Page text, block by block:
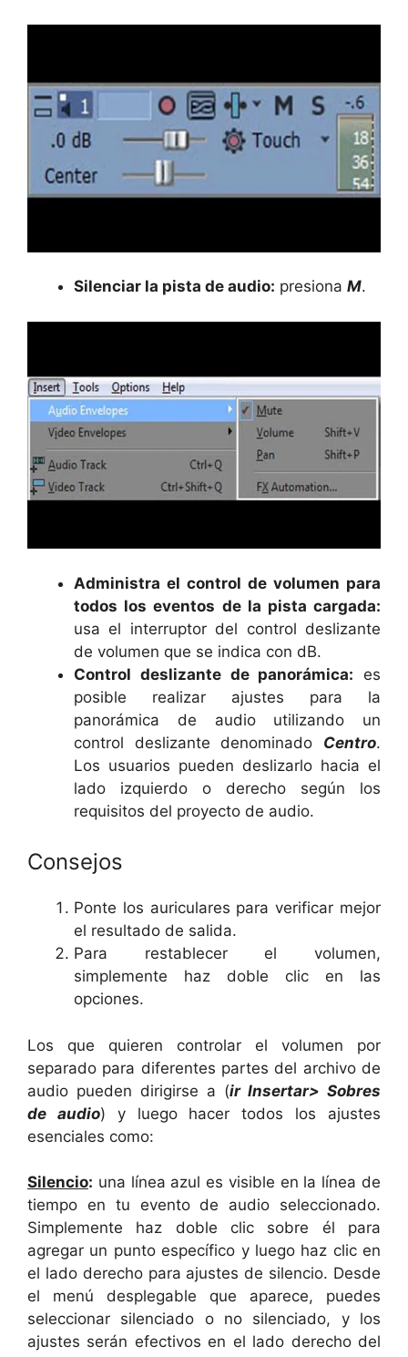
Silenciar la pista de audio: presiona M.
Administra el control de volumen para
todos los eventos de la pista cargada:
usa el interruptor del control deslizante
de volumen que se indica con dB.
Control deslizante de panorámica: es
posible realizar ajustes para la
panorámica de audio utilizando un
control deslizante denominado Centro.
Los usuarios pueden deslizarlo hacia el
lado izquierdo o derecho según los
requisitos del proyecto de audio.
Consejos
Ponte los auriculares para verificar mejor
el resultado de salida.
Para restablecer el volumen,
simplemente haz doble clic en las
opciones.
Los que quieren controlar el volumen por
separado para diferentes partes del archivo de
audio pueden dirigirse a (ir Insertar> Sobres
de audio) y luego hacer todos los ajustes
esenciales como:
Silencio: una línea azul es visible en la línea de
tiempo en tu evento de audio seleccionado.
Simplemente haz doble clic sobre él para
agregar un punto específico y luego haz clic en
el lado derecho para ajustes de silencio. Desde
el menú desplegable que aparece, puedes
seleccionar silenciado o no silenciado, y los
ajustes serán efectivos en el lado derecho del